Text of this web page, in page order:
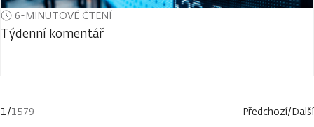
6-MINUTOVÉ ČTENÍ
Týdenní komentář
1/1579 Předchozí/Další